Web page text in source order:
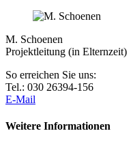
M. Schoenen
Projektleitung (in Elternzeit)
So erreichen Sie uns:
Tel.: 030 26394-156
E-Mail
Weitere Informationen